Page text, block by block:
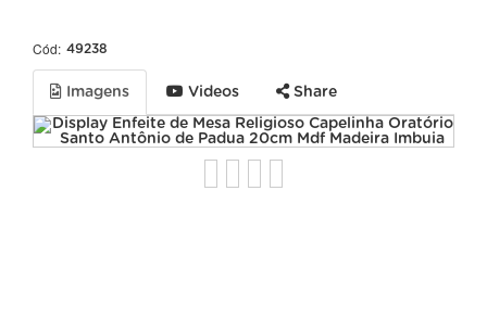
Cód: 49238
Imagens Videos Share